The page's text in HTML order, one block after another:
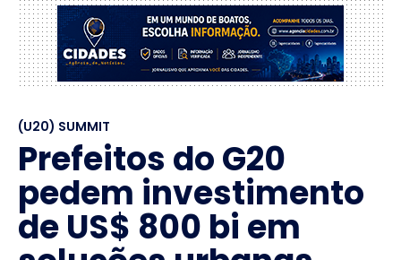
(U20) SUMMIT
Prefeitos do G20
pedem investimento
de US$ 800 bi em